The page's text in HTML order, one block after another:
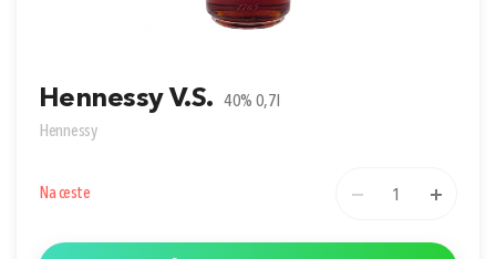
Hennessy V.S.
40% 0,7l
Hennessy
Na ceste 1